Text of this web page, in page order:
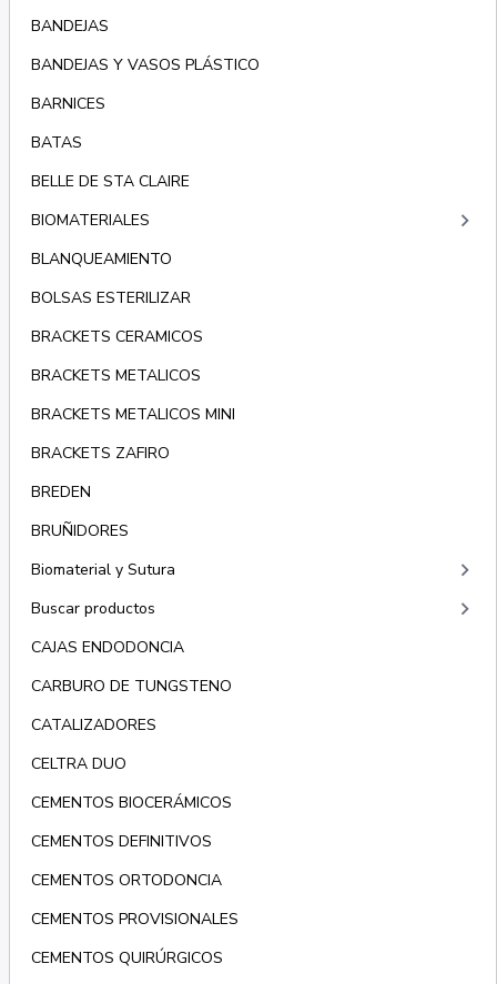
BANDEJAS
BANDEJAS Y VASOS PLÁSTICO
BARNICES
BATAS
BELLE DE STA CLAIRE
BIOMATERIALES
keyboard_arrow_right
BLANQUEAMIENTO
BOLSAS ESTERILIZAR
BRACKETS CERAMICOS
BRACKETS METALICOS
BRACKETS METALICOS MINI
BRACKETS ZAFIRO
BREDEN
BRUÑIDORES
Biomaterial y Sutura
keyboard_arrow_right
Buscar productos keyboard_arrow_right
CAJAS ENDODONCIA
CARBURO DE TUNGSTENO
CATALIZADORES
CELTRA DUO
CEMENTOS BIOCERÁMICOS
CEMENTOS DEFINITIVOS
CEMENTOS ORTODONCIA
CEMENTOS PROVISIONALES
CEMENTOS QUIRÚRGICOS